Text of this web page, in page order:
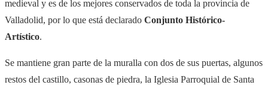
medieval y es de los mejores conservados de toda la provincia de
Valladolid, por lo que está declarado Conjunto Histórico-
Artístico.
Se mantiene gran parte de la muralla con dos de sus puertas, algunos
restos del castillo, casonas de piedra, la Iglesia Parroquial de Santa